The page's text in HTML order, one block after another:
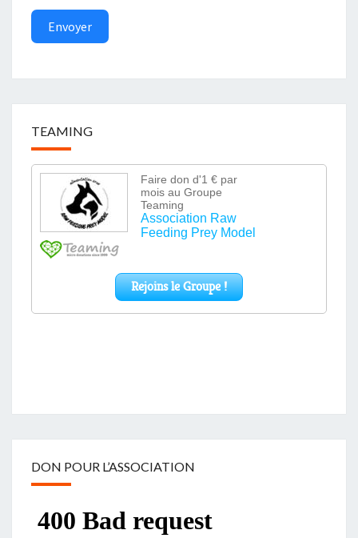
Envoyer
TEAMING
DON POUR L’ASSOCIATION